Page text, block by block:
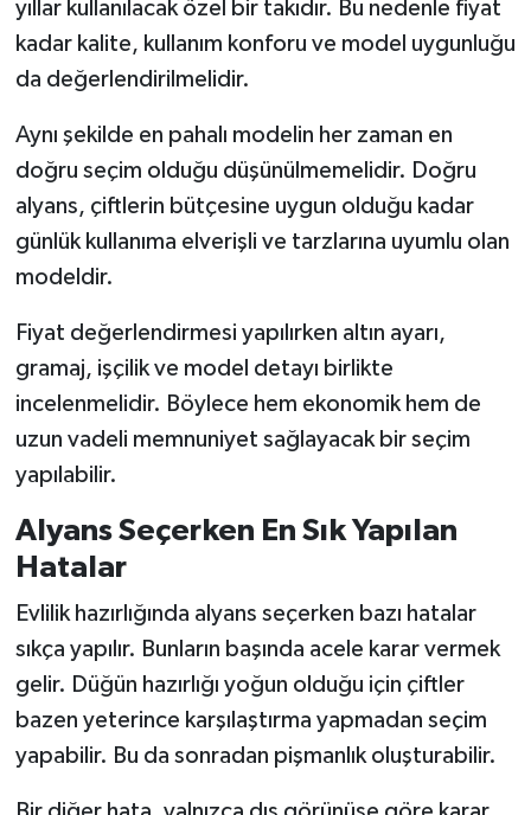
yıllar kullanılacak özel bir takıdır. Bu nedenle fiyat
kadar kalite, kullanım konforu ve model uygunluğu
da değerlendirilmelidir.
Aynı şekilde en pahalı modelin her zaman en
doğru seçim olduğu düşünülmemelidir. Doğru
alyans, çiftlerin bütçesine uygun olduğu kadar
günlük kullanıma elverişli ve tarzlarına uyumlu olan
modeldir.
Fiyat değerlendirmesi yapılırken altın ayarı,
gramaj, işçilik ve model detayı birlikte
incelenmelidir. Böylece hem ekonomik hem de
uzun vadeli memnuniyet sağlayacak bir seçim
yapılabilir.
Alyans Seçerken En Sık Yapılan
Hatalar
Evlilik hazırlığında alyans seçerken bazı hatalar
sıkça yapılır. Bunların başında acele karar vermek
gelir. Düğün hazırlığı yoğun olduğu için çiftler
bazen yeterince karşılaştırma yapmadan seçim
yapabilir. Bu da sonradan pişmanlık oluşturabilir.